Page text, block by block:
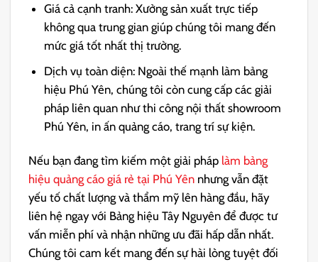
Giá cả cạnh tranh: Xưởng sản xuất trực tiếp
không qua trung gian giúp chúng tôi mang đến
mức giá tốt nhất thị trường.
Dịch vụ toàn diện: Ngoài thế mạnh làm bảng
hiệu Phú Yên, chúng tôi còn cung cấp các giải
pháp liên quan như thi công nội thất showroom
Phú Yên, in ấn quảng cáo, trang trí sự kiện.
Nếu bạn đang tìm kiếm một giải pháp làm bảng
hiệu quảng cáo giá rẻ tại Phú Yên nhưng vẫn đặt
yếu tố chất lượng và thẩm mỹ lên hàng đầu, hãy
liên hệ ngay với Bảng hiệu Tây Nguyên để được tư
vấn miễn phí và nhận những ưu đãi hấp dẫn nhất.
Chúng tôi cam kết mang đến sự hài lòng tuyệt đối